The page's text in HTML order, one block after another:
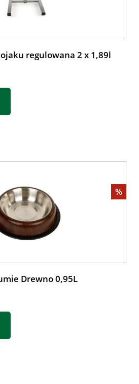
regulowana 2 x 1,89l
%
Drewno 0,95L